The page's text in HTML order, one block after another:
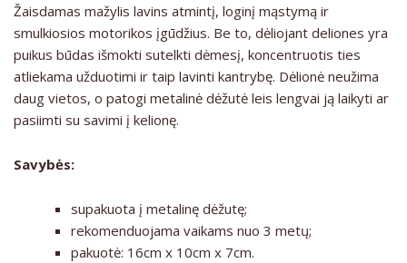
Žaisdamas mažylis lavins atmintį, loginį mąstymą ir
smulkiosios motorikos įgūdžius. Be to, dėliojant deliones yra
puikus būdas išmokti sutelkti dėmesį, koncentruotis ties
atliekama užduotimi ir taip lavinti kantrybę. Dėlionė neužima
daug vietos, o patogi metalinė dėžutė leis lengvai ją laikyti ar
pasiimti su savimi į kelionę.
Savybės:
supakuota į metalinę dėžutę;
rekomenduojama vaikams nuo 3 metų;
pakuotė: 16cm x 10cm x 7cm.